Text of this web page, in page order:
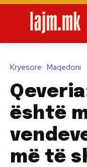
Kryesore Maqedoni
është
më të